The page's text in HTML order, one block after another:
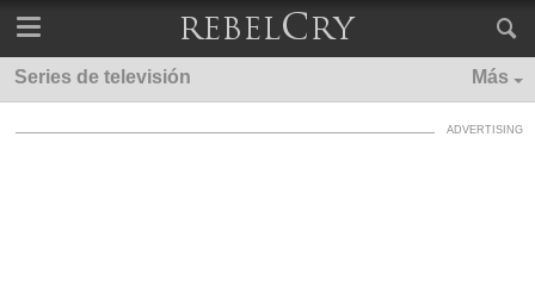
Series de televisión Más